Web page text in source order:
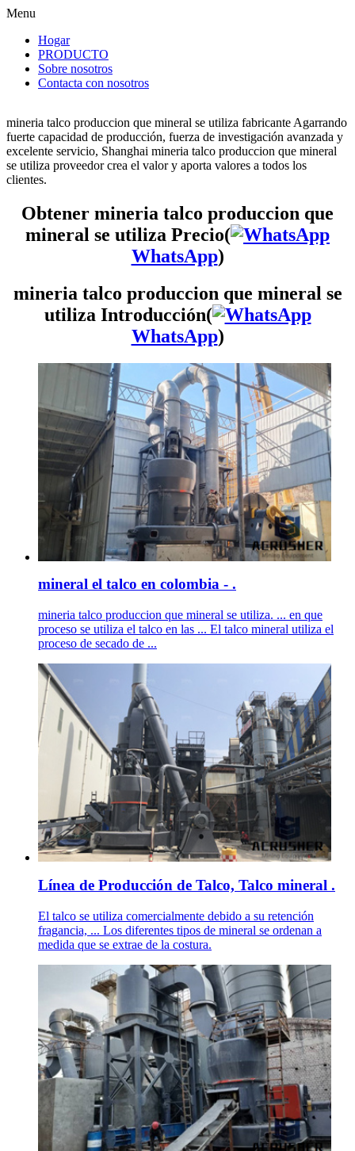
Menu
Hogar
PRODUCTO
Sobre nosotros
Contacta con nosotros
mineria talco produccion que mineral se utiliza fabricante Agarrando
fuerte capacidad de producción, fuerza de investigación avanzada y
excelente servicio, Shanghai mineria talco produccion que mineral
se utiliza proveedor crea el valor y aporta valores a todos los
clientes.
Obtener mineria talco produccion que
mineral se utiliza Precio(
WhatsApp)
mineria talco produccion que mineral se
utiliza Introducción(
WhatsApp)
mineral el talco en colombia - .
mineria talco produccion que mineral se utiliza. ... en que
proceso se utiliza el talco en las ... El talco mineral utiliza el
proceso de secado de ...
Línea de Producción de Talco, Talco mineral .
El talco se utiliza comercialmente debido a su retención
fragancia, ... Los diferentes tipos de mineral se ordenan a
medida que se extrae de la costura.